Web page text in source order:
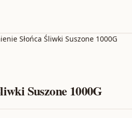
Słońca Śliwki Suszone 1000G
Suszone 1000G